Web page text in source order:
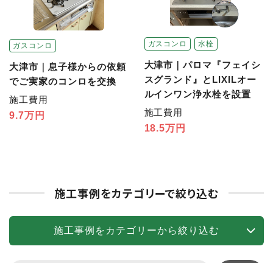
ガスコンロ
大津市｜息子様からの依頼
でご実家のコンロを交換
施工費用
9.7万円
ガスコンロ 水栓
大津市｜パロマ『フェイシ
スグランド』とLIXILオー
ルインワン浄水栓を設置
施工費用
18.5万円
施工事例をカテゴリーで絞り込む
施工事例をカテゴリーから絞り込む